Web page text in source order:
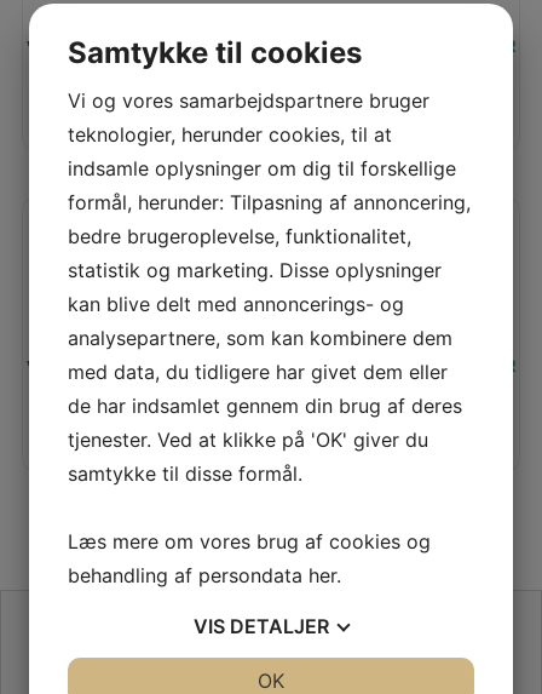
LÆS MERE
Vores pris: KR
TILFØJ TIL KURV
DELBAR LYNLÅS 6MM – LYSERØD (75CM)
LÆS MERE
Vores pris: KR
TILFØJ TIL KURV
SE VORES ANMELDELSER PÅ TRUSTPILOT
Samtykke til cookies
Vi og vores samarbejdspartnere bruger
teknologier, herunder cookies, til at
indsamle oplysninger om dig til forskellige
formål, herunder: Tilpasning af annoncering,
bedre brugeroplevelse, funktionalitet,
statistik og marketing. Disse oplysninger
kan blive delt med annoncerings- og
analysepartnere, som kan kombinere dem
med data, du tidligere har givet dem eller
de har indsamlet gennem din brug af deres
tjenester. Ved at klikke på 'OK' giver du
samtykke til disse formål.
Læs mere om vores brug af cookies og
behandling af persondata her.
VIS DETALJER
OK